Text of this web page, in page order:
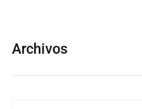
Archivos